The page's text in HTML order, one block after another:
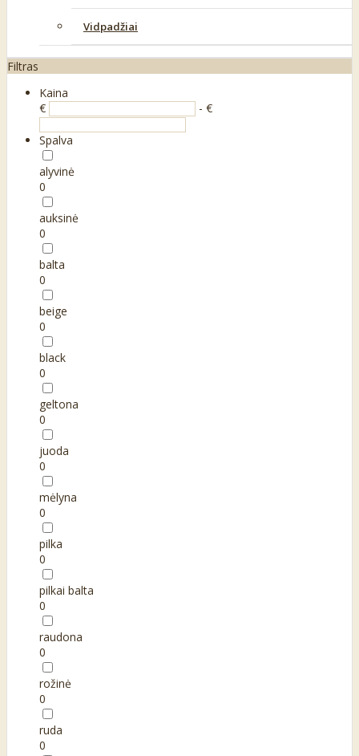
Vidpadžiai
Filtras
Kaina
€
- €
Spalva
alyvinė
0
auksinė
0
balta
0
beige
0
black
0
geltona
0
juoda
0
mėlyna
0
pilka
0
pilkai balta
0
raudona
0
rožinė
0
ruda
0